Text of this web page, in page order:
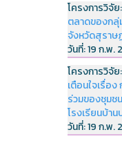
โครงการวิจัย:
ตลาดของกลุ่
จังหวัดสุราษ
วันที่:19 ก.พ.
โครงการวิจัย:
เตือนใจเรื่อ
ร่วมของชุมช
โรงเรียนบ้า
วันที่:19 ก.พ.